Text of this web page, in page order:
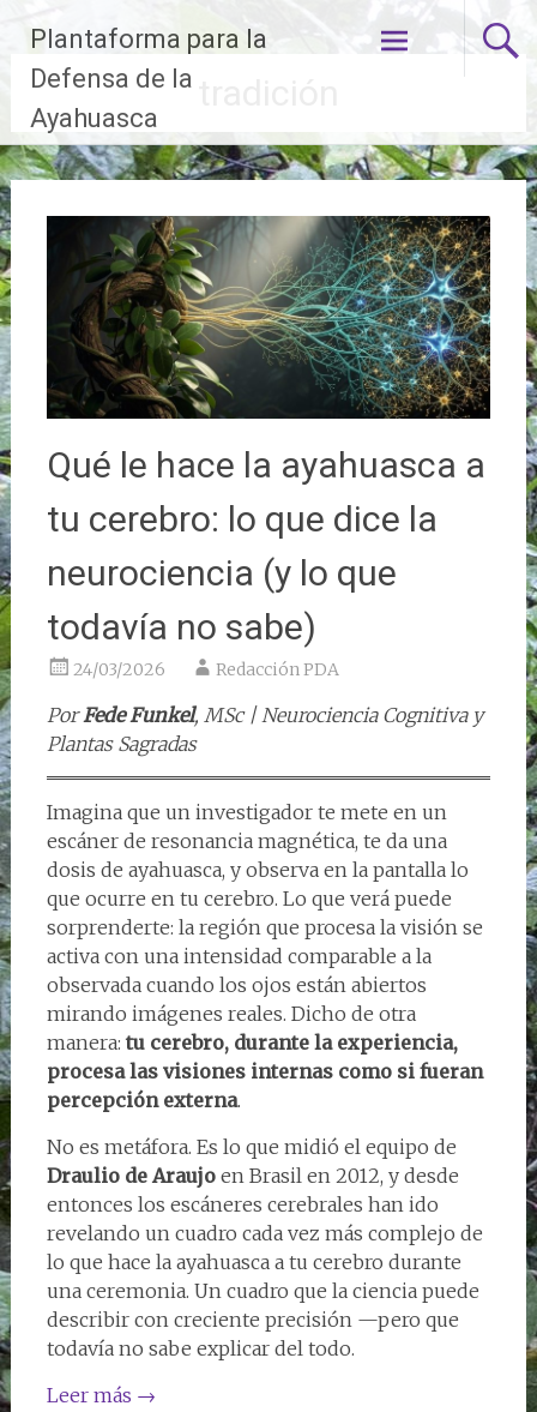
contenido
Plantaforma para la
Defensa de la
Ayahuasca
Qué le hace la ayahuasca a
tu cerebro: lo que dice la
neurociencia (y lo que
todavía no sabe)
24/03/2026 Redacción PDA
PorFede Funkel, MSc | Neurociencia Cognitiva y
Plantas Sagradas
Imagina que un investigador te mete en un
escáner de resonancia magnética, te da una
dosis de ayahuasca, y observa en la pantalla lo
que ocurre en tu cerebro. Lo que verá puede
sorprenderte: la región que procesa la visión se
activa con una intensidad comparable a la
observada cuando los ojos están abiertos
mirando imágenes reales. Dicho de otra
manera:tu cerebro, durante la experiencia,
procesa las visiones internas como si fueran
percepción externa.
No es metáfora. Es lo que midió el equipo de
Draulio de Araujoen Brasil en 2012, y desde
entonces los escáneres cerebrales han ido
revelando un cuadro cada vez más complejo de
lo que hace la ayahuasca a tu cerebro durante
una ceremonia. Un cuadro que la ciencia puede
describir con creciente precisión —pero que
todavía no sabe explicar del todo.
Leer más →